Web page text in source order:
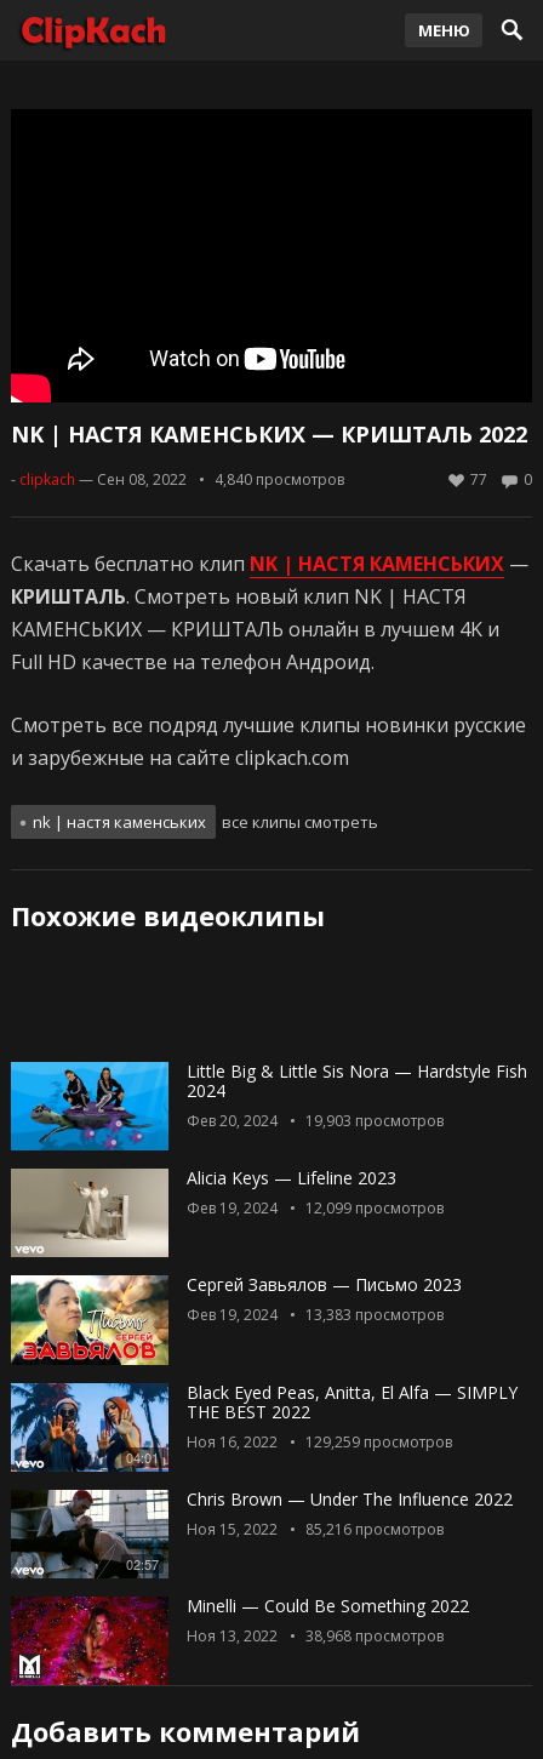
МЕНЮ
NK | НАСТЯ КАМЕНСЬКИХ — КРИШТАЛЬ 2022
- clipkach — Сен 08, 2022 4,840просмотров 0
77
Скачать бесплатно клип NK | НАСТЯ КАМЕНСЬКИХ—
КРИШТАЛЬ. Смотреть новый клип NK | НАСТЯ
КАМЕНСЬКИХ — КРИШТАЛЬ онлайн в лучшем 4K и
Full HD качестве на телефон Андроид.
Смотреть все подряд лучшие клипы новинки русские
и зарубежные на сайте clipkach.com
nk | настя каменських все клипы смотреть
Похожие видеоклипы
Little Big & Little Sis Nora — Hardstyle Fish
2024
Фев 20, 2024 19,903 просмотров
Alicia Keys — Lifeline 2023
Фев 19, 2024 12,099просмотров
Сергей Завьялов — Письмо 2023
Фев 19, 2024 13,383 просмотров
04:01
Black Eyed Peas, Anitta, El Alfa — SIMPLY
THE BEST 2022
Ноя 16, 2022 129,259просмотров
02:57
Chris Brown — Under The Influence 2022
Ноя 15, 2022 85,216просмотров
Minelli — Could Be Something 2022
Ноя 13, 2022 38,968просмотров
Добавить комментарий